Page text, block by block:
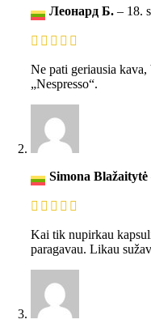
Леонард Б. – 18.
Ne pati geriausia
„Nespresso“.
Simona Blažaitytė
Kai tik nupirkau
paragavau. Likau